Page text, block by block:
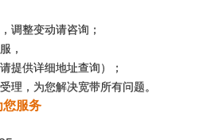
调整变动请咨询；
，
提供详细地址查询）；
理，为您解决宽带所有问题。
您服务